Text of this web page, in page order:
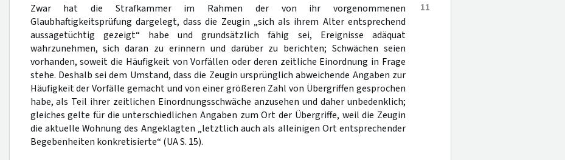
11
Zwar hat die Strafkammer im Rahmen der von ihr vorgenommenen
Glaubhaftigkeitsprüfung dargelegt, dass die Zeugin „sich als ihrem Alter entsprechend
aussagetüchtig gezeigt“ habe und grundsätzlich fähig sei, Ereignisse adäquat
wahrzunehmen, sich daran zu erinnern und darüber zu berichten; Schwächen seien
vorhanden, soweit die Häufigkeit von Vorfällen oder deren zeitliche Einordnung in Frage
stehe. Deshalb sei dem Umstand, dass die Zeugin ursprünglich abweichende Angaben zur
Häufigkeit der Vorfälle gemacht und von einer größeren Zahl von Übergriffen gesprochen
habe, als Teil ihrer zeitlichen Einordnungsschwäche anzusehen und daher unbedenklich;
gleiches gelte für die unterschiedlichen Angaben zum Ort der Übergriffe, weil die Zeugin
die aktuelle Wohnung des Angeklagten „letztlich auch als alleinigen Ort entsprechender
Begebenheiten konkretisierte“ (UA S. 15).